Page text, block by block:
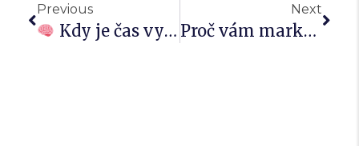
Previous
Kdy je čas vyměnit marketingovou agenturu – a jak poznat tu dobrou
Next
Proč vám marketing „nějak jede“, ale výsledky nejsou vidět